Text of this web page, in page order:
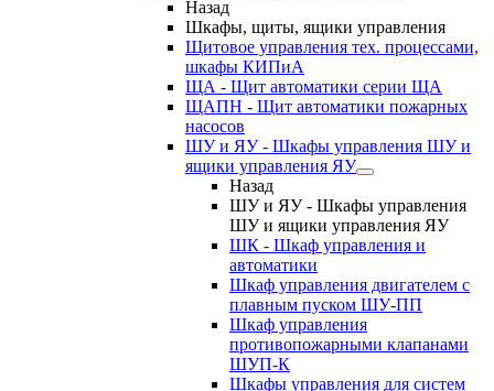
Назад
Шкафы, щиты, ящики управления
Щитовое управления тех. процессами,
шкафы КИПиА
ЩА - Щит автоматики серии ЩА
ЩАПН - Щит автоматики пожарных
насосов
ШУ и ЯУ - Шкафы управления ШУ и
ящики управления ЯУ
Назад
ШУ и ЯУ - Шкафы управления
ШУ и ящики управления ЯУ
ШК - Шкаф управления и
автоматики
Шкаф управления двигателем с
плавным пуском ШУ-ПП
Шкаф управления
противопожарными клапанами
ШУП-К
Шкафы управления для систем